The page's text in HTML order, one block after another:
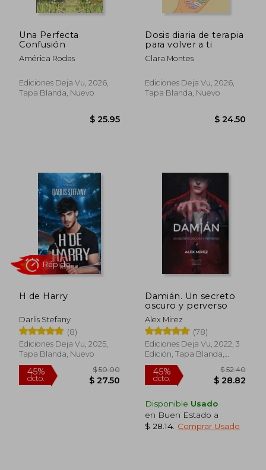
Una Perfecta
Confusión
América Rodas
Ediciones Deja Vu, 2026,
Tapa Blanda, Nuevo
$ 25.95
Dosis diaria de terapia
para volver a ti
Clara Montes
Ediciones Deja Vu, 2026,
Tapa Blanda, Nuevo
H de Harry
Darlis Stefany
(8)
Ediciones Deja Vu, 2025,
Tapa Blanda, Nuevo
Rápido
Damián. Un secreto
oscuro y perverso
Alex Mirez
(78)
Ediciones Deja Vu, 2022, 3
Edición, Tapa Blanda,
Nuevo
Disponible Usado
en Buen Estado a
$ 28.14 Comprar Usado